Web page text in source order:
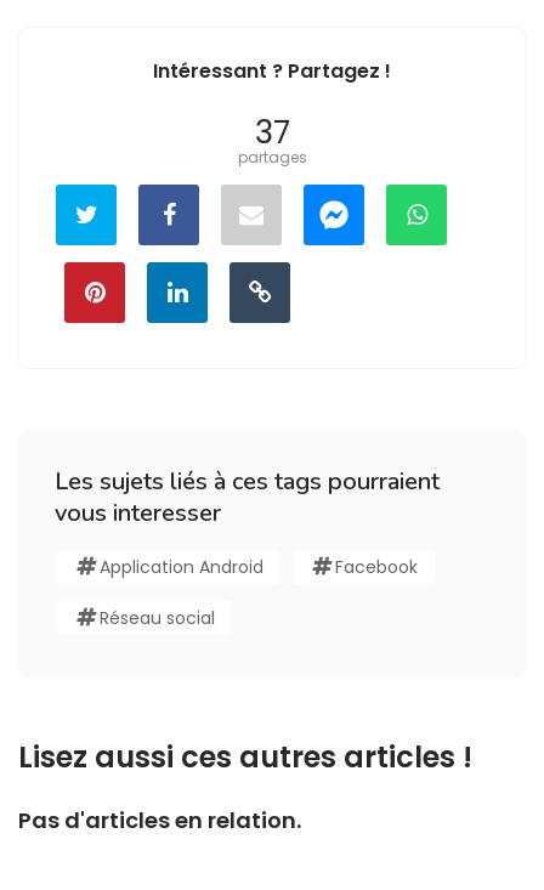
Intéressant ? Partagez !
37
partages
Les sujets liés à ces tags pourraient
vous interesser
Application Android Facebook
Réseau social
Lisez aussi ces autres articles !
Pas d'articles en relation.